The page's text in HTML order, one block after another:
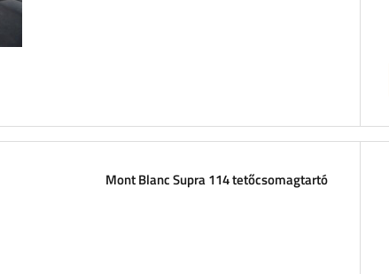
Mont Blanc Supra 114 tetőcsomagtartó